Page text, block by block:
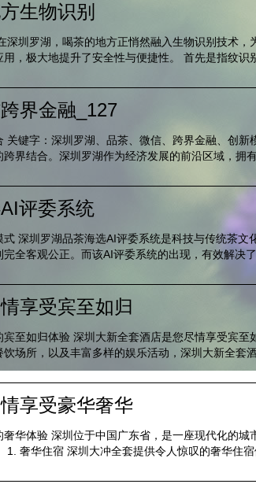
生物识别
深圳罗湖，喝茶的地方正悄然融入生物识别技术
，极大地提升了安全性与便捷性。 首先是指纹识
界金融_127
关键字：深圳罗湖、品茶、微信、跨界金融、创
界结合。深圳罗湖作为经济发展的前沿区域，拥有
评委系统
深圳罗湖品茶海选AI评委系统是科技与传统茶
全客观公正。而该AI评委系统的出现，有效解决
享受宾至如归
至如归体验 深圳大新全套酒店是您尽情享受宾
场所，以及丰富多样的娱乐活动，深圳大新全套
享受豪华奢华
华体验 深圳位于中国广东省，是一座现代化的
1. 奢华住宿 深圳大冲全套提供令人惊叹的奢华住宿